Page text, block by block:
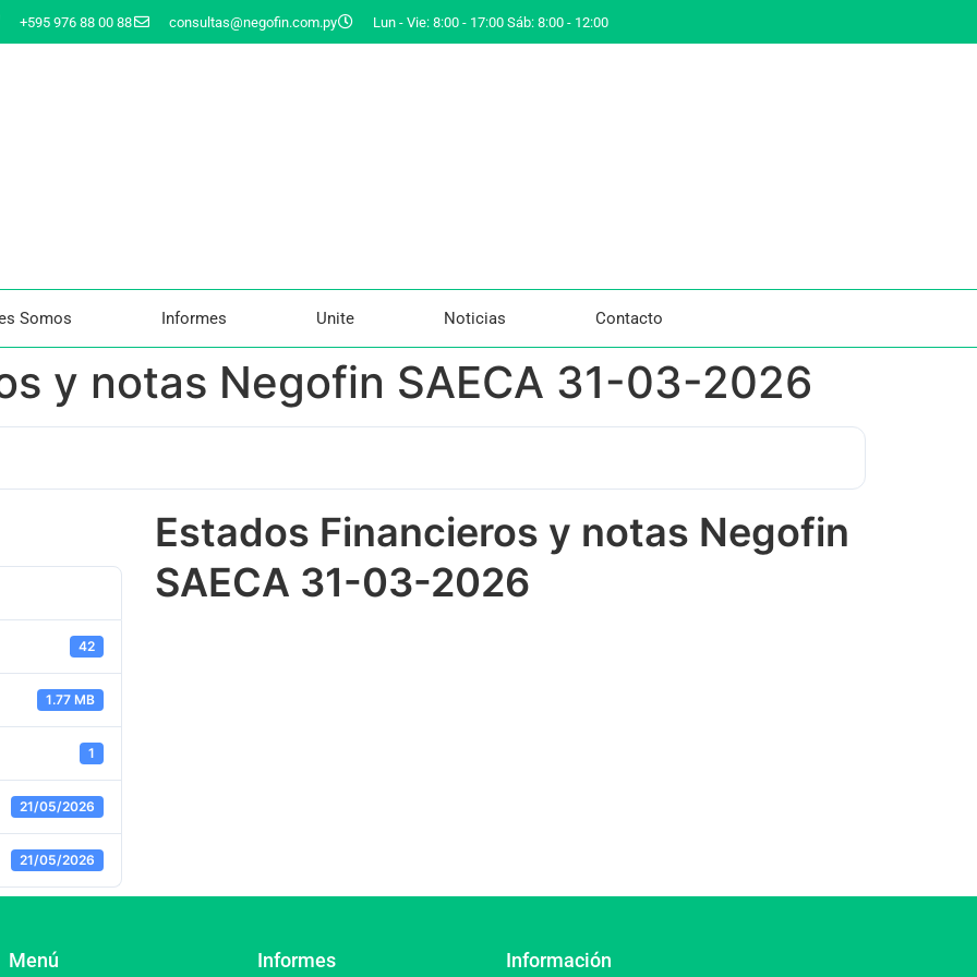
+595 976 88 00 88 consultas@negofin.com.py Lun - Vie: 8:00 - 17:00 Sáb: 8:00 - 12:00
Somos Informes Unite Noticias Contacto
y notas Negofin SAECA 31-03-2026
42
1.77 MB
1
21/05/2026
21/05/2026
Estados Financieros y notas Negofin
SAECA 31-03-2026
Menú Informes Información